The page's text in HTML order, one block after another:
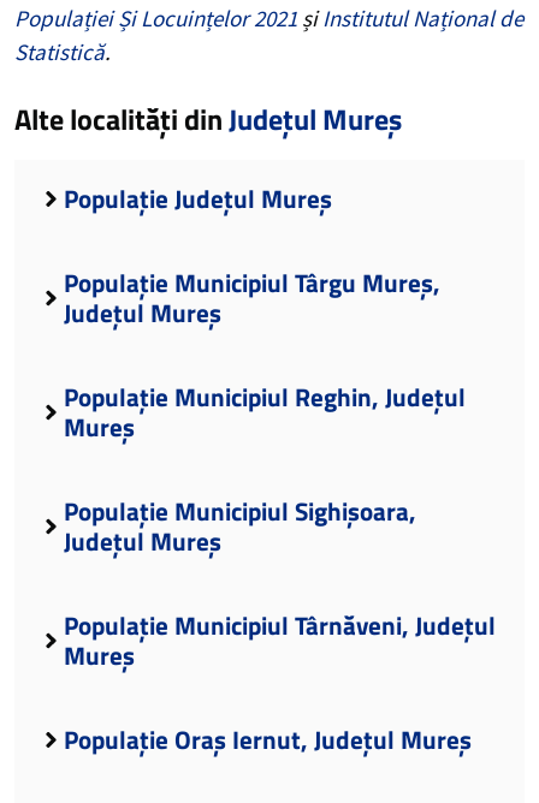
Populației Și Locuințelor 2021 șiInstitutul Național de
Statistică.
Alte localități dinJudețul Mureș
Populație Județul Mureș
Populație Municipiul Târgu Mureș,
Județul Mureș
Populație Municipiul Reghin, Județul
Mureș
Populație Municipiul Sighișoara,
Județul Mureș
Populație Municipiul Târnăveni, Județul
Mureș
Populație Oraș Iernut, Județul Mureș